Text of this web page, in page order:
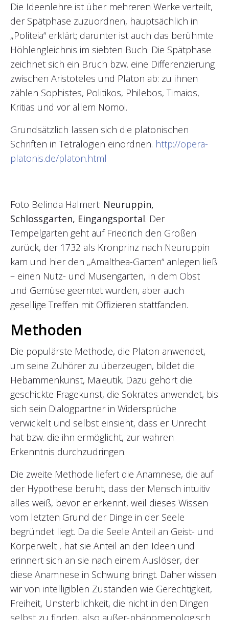
Die Ideenlehre ist über mehreren Werke verteilt,
der Spätphase zuzuordnen, hauptsächlich in
„Politeia“ erklärt; darunter ist auch das berühmte
Höhlengleichnis im siebten Buch. Die Spätphase
zeichnet sich ein Bruch bzw. eine Differenzierung
zwischen Aristoteles und Platon ab: zu ihnen
zählen Sophistes, Politikos, Philebos, Timaios,
Kritias und vor allem Nomoi.
Grundsätzlich lassen sich die platonischen
Schriften in Tetralogien einordnen. http://opera-
platonis.de/platon.html
Foto Belinda Halmert: Neuruppin,
Schlossgarten, Eingangsportal. Der
Tempelgarten geht auf Friedrich den Großen
zurück, der 1732 als Kronprinz nach Neuruppin
kam und hier den „Amalthea-Garten“ anlegen ließ
– einen Nutz- und Musengarten, in dem Obst
und Gemüse geerntet wurden, aber auch
gesellige Treffen mit Offizieren stattfanden.
Methoden
Die populärste Methode, die Platon anwendet,
um seine Zuhörer zu überzeugen, bildet die
Hebammenkunst, Maieutik. Dazu gehört die
geschickte Fragekunst, die Sokrates anwendet, bis
sich sein Dialogpartner in Widersprüche
verwickelt und selbst einsieht, dass er Unrecht
hat bzw. die ihn ermöglicht, zur wahren
Erkenntnis durchzudringen.
Die zweite Methode liefert die Anamnese, die auf
der Hypothese beruht, dass der Mensch intuitiv
alles weiß, bevor er erkennt, weil dieses Wissen
vom letzten Grund der Dinge in der Seele
begründet liegt. Da die Seele Anteil an Geist- und
Körperwelt , hat sie Anteil an den Ideen und
erinnert sich an sie nach einem Auslöser, der
diese Anamnese in Schwung bringt. Daher wissen
wir von intelligiblen Zuständen wie Gerechtigkeit,
Freiheit, Unsterblichkeit, die nicht in den Dingen
selbst zu finden, also außer-phänomenologisch